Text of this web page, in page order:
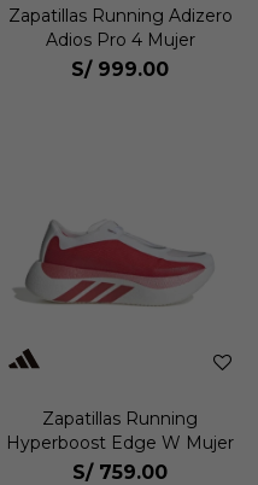
Zapatillas Running Adizero
Adios Pro 4 Mujer
S/ 999.00
Zapatillas Running
Hyperboost Edge W Mujer
S/ 759.00